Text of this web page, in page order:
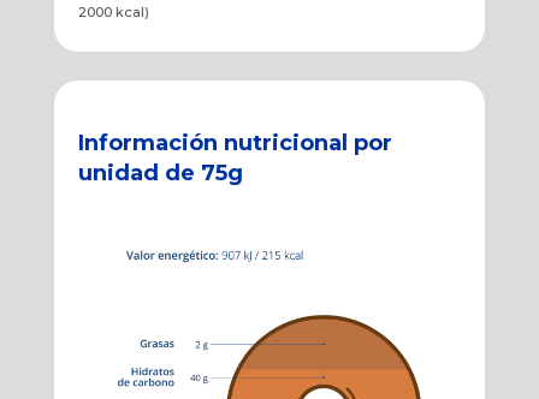
2000 kcal)
Información nutricional por
unidad de 75g